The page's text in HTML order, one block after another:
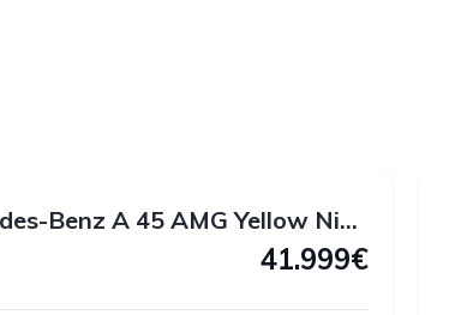
Mercedes-Benz A 45 AMG Yellow Night Edition 4MATIC 381 CV
41.999€